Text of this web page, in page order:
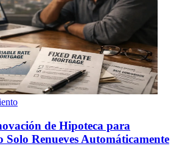
de Hipoteca para
Solo Renueves Automáticamente